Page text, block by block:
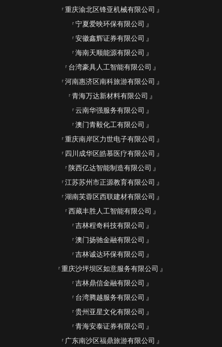
重庆渝北区锋亚机械有限公司
宁夏爱映环保有限公司
安徽鑫辉证券有限公司
海南天顺能源有限公司
台湾豪具人工智能有限公司
河南惠济区南科旅游有限公司
青海万达新材料有限公司
云南华强服务有限公司
澳门青毅化工有限公司
重庆南岸区力世电子有限公司
四川成华区皓慕医疗有限公司
陕西亿达智能制造有限公司
江苏苏州市正源教育有限公司
湖南芙蓉区西联建材有限公司
西藏丰胜人工智能有限公司
吉林程奇科技有限公司
澳门扬驰金融有限公司
吉林诚达环保有限公司
重庆沙坪坝区如意服务有限公司
吉林鼎信金融有限公司
台湾腾越服务有限公司
贵州亚星文化有限公司
青海安泰证券有限公司
广东南沙区福鼎旅游有限公司